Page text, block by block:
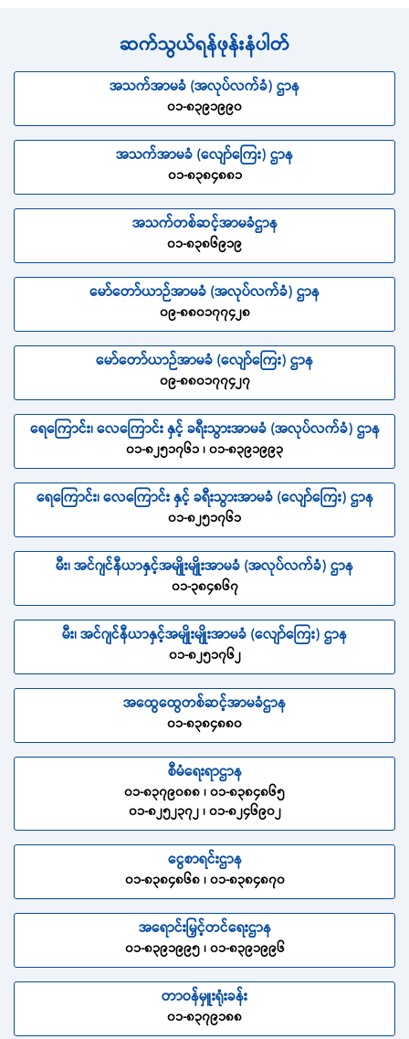
ဆက်သွယ်ရန်ဖုန်းနံပါတ်
အသက်အာမခံ (အလုပ်လက်ခံ) ဌာန
၀၁-၈၃၉၁၉၉၀
အသက်အာမခံ (လျော်ကြေး) ဌာန
၀၁-၈၃၈၄၈၈၁
အသက်တစ်ဆင့်အာမခံဌာန
၀၁-၈၃၈၆၉၁၉
မော်တော်ယာဉ်အာမခံ (အလုပ်လက်ခံ) ဌာန
၀၉-၈၈၀၁၇၇၄၂၈
မော်တော်ယာဉ်အာမခံ (လျော်ကြေး) ဌာန
၀၉-၈၈၀၁၇၇၄၂၇
ရေကြောင်း၊ လေကြောင်း နှင့် ခရီးသွားအာမခံ (အလုပ်လက်ခံ) ဌာန
၀၁-၈၂၅၁၇၆၁ ၊ ၀၁-၈၃၉၁၉၉၃
ရေကြောင်း၊ လေကြောင်း နှင့် ခရီးသွားအာမခံ (လျော်ကြေး) ဌာန
၀၁-၈၂၅၁၇၆၁
မီး၊ အင်ဂျင်နီယာနှင့်အမျိုးမျိုးအာမခံ (အလုပ်လက်ခံ) ဌာန
၀၁-၃၈၄၈၆၇
မီး၊ အင်ဂျင်နီယာနှင့်အမျိုးမျိုးအာမခံ (လျော်ကြေး) ဌာန
၀၁-၈၂၅၁၇၆၂
အထွေထွေတစ်ဆင့်အာမခံဌာန
၀၁-၈၃၈၄၈၈၀
စီမံရေးရာဌာန
၀၁-၈၃၇၉၀၈၈ ၊ ၀၁-၈၃၈၄၈၆၅
၀၁-၈၂၅၂၃၇၂ ၊ ၀၁-၈၂၄၆၉၀၂
ငွေစာရင်းဌာန
၀၁-၈၃၈၄၈၆၈ ၊ ၀၁-၈၃၈၄၈၇၀
အရောင်းမြှင့်တင်ရေးဌာန
၀၁-၈၃၉၁၉၉၅ ၊ ၀၁-၈၃၉၁၉၉၆
တာဝန်မှူးရုံးခန်း
၀၁-၈၃၇၉၁၈၈